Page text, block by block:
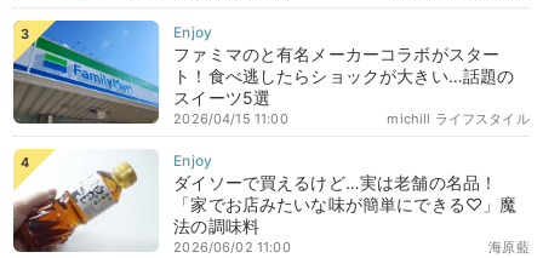
ファミマのと有名メーカーコラボがスター
ト！食べ逃したらショックが大きい…話題の
スイーツ5選
michill ライフスタイル
2026/04/15 11:00
ダイソーで買えるけど…実は老舗の名品！
「家でお店みたいな味が簡単にできる♡」魔
法の調味料
海原藍
2026/06/02 11:00